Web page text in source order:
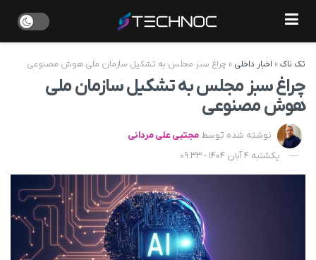
تک ناک» اخبار داخلی » چراغ سبز مجلس به تشکیل سازمان ملی هوش مصنوعی
چراغ سبز مجلس به تشکیل سازمان ملی
هوش مصنوعی
نوشته شده توسط مجتبی علی مردانی
یکشنبه 4 آبان 1404 - 09:33